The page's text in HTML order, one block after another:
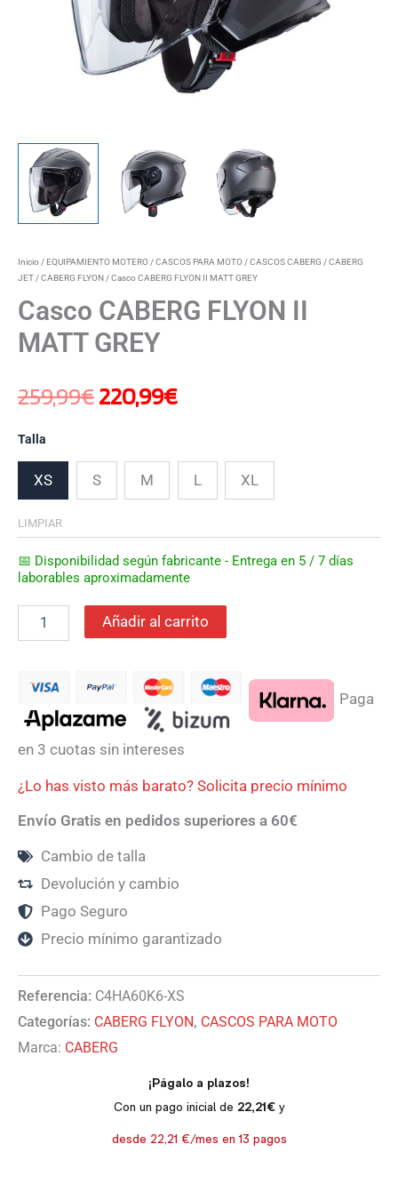
Inicio /EQUIPAMIENTO MOTERO /CASCOS PARA MOTO /CASCOS CABERG /CABERG
JET /CABERG FLYON / Casco CABERG FLYON II MATT GREY
Casco CABERG FLYON II
MATT GREY
259,99€220,99€
Talla
XS S M L XL
LIMPIAR
📅 Disponibilidad según fabricante - Entrega en 5 / 7 días
laborables aproximadamente
Añadir al carrito
Paga
en 3 cuotas sin intereses
¿Lo has visto más barato? Solicita precio mínimo
Envío Gratis en pedidos superiores a 60€
Cambio de talla
Devolución y cambio
Pago Seguro
Precio mínimo garantizado
Referencia: C4HA60K6-XS
Categorías: CABERG FLYON, CASCOS PARA MOTO
Marca: CABERG